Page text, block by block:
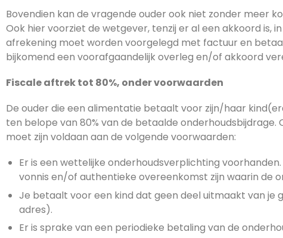
Bovendien kan de vragende ouder ook niet zonder meer
Ook hier voorziet de wetgever, tenzij er al een akkoord is,
afrekening moet worden voorgelegd met factuur en
bijkomend een voorafgaandelijk overleg en/of akkoord
Fiscale aftrek tot 80%, onder voorwaarden
De ouder die een alimentatie betaalt voor zijn/haar
ten belope van 80% van de betaalde
moet zijn voldaan aan de volgende voorwaarden:
Er is een wettelijke onderhoudsverplichting
vonnis en/of authentieke overeenkomst zijn waarin de
Je betaalt voor een kind dat geen deel uitmaakt van je
adres).
Er is sprake van een periodieke betaling van de